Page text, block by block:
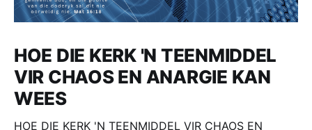
HOE DIE KERK 'N TEENMIDDEL
VIR CHAOS EN ANARGIE KAN
WEES
HOE DIE KERK 'N TEENMIDDEL VIR CHAOS EN